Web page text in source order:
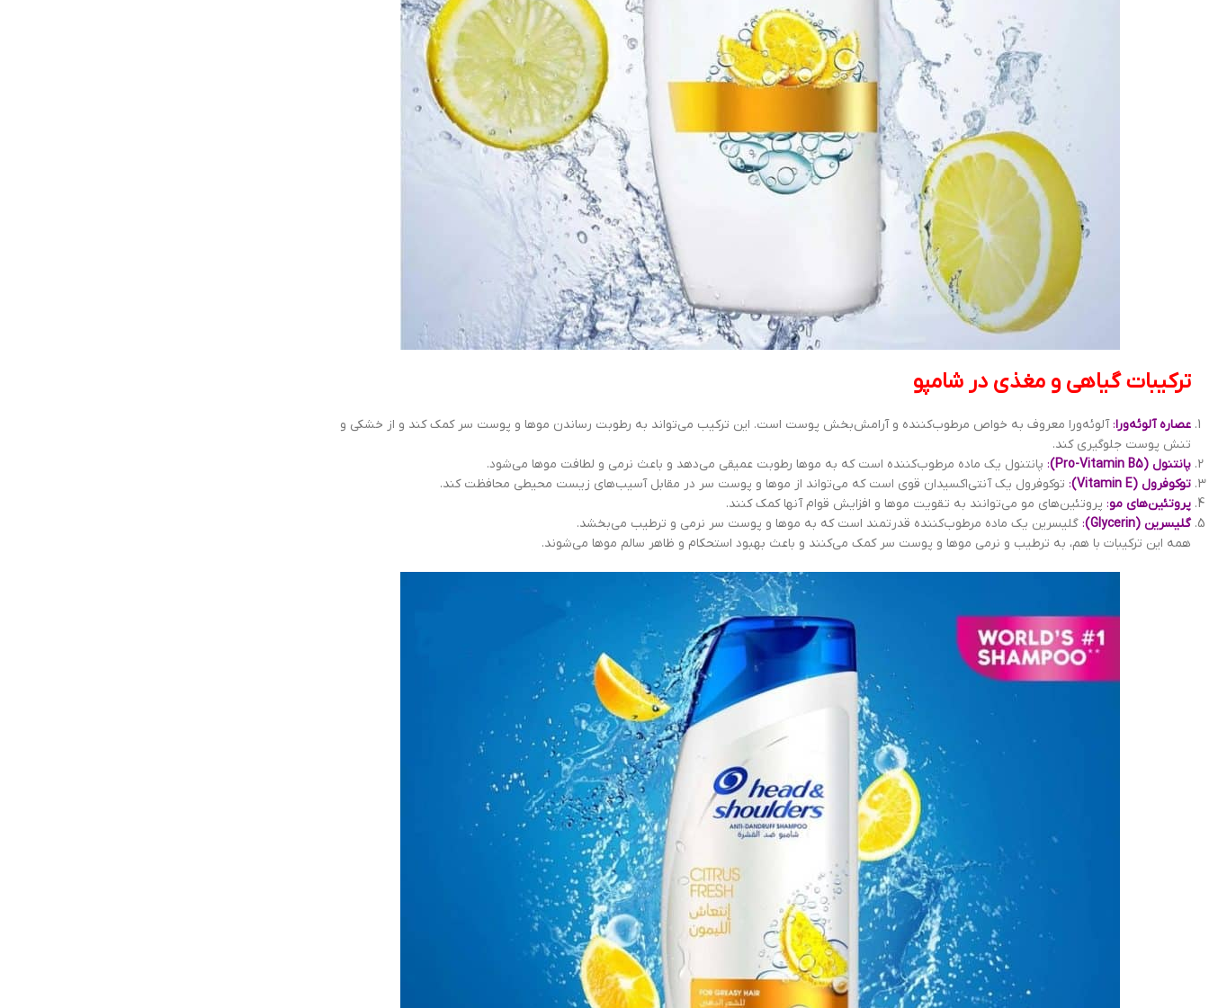
ترکیبات گیاهی و مغذی در شامپو
عصاره آلوئه‌ورا:آلوئه‌ورا معروف به خواص مرطوب‌کننده و آرامش‌بخش پوست است. این ترکیب می‌تواند به رطوبت رساندن موها و پوست سر کمک کند و از خشکی و
تنش پوست جلوگیری کند.
پانتنول (Pro-Vitamin B5)
: پانتنول یک ماده مرطوب‌کننده است که به موها رطوبت عمیقی می‌دهد و باعث نرمی و لطافت موها می‌شود.
توکوفرول (Vitamin E)
: توکوفرول یک آنتی‌اکسیدان قوی است که می‌تواند از موها و پوست سر در مقابل آسیب‌های زیست محیطی محافظت کند.
پروتئین‌های مو: پروتئین‌های مو می‌توانند به تقویت موها و افزایش قوام آنها کمک کنند.
گلیسرین (Glycerin)
: گلیسرین یک ماده مرطوب‌کننده قدرتمند است که به موها و پوست سر نرمی و ترطیب می‌بخشد.
همه این ترکیبات با هم، به ترطیب و نرمی موها و پوست سر کمک می‌کنند و باعث بهبود استحکام و ظاهر سالم موها می‌شوند.